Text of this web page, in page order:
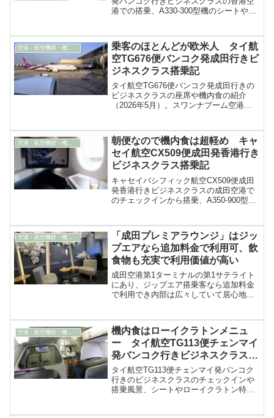
港での搭乗、A330-300型機のシートや出
空港・航空機材・機内食
乗客のほとんどが欧米人 タイ航
空TG676便バンコク発成田行きビ
ジネスクラス搭乗記
タイ航空TG676便バンコク発成田行きの
ビジネスクラスの座席や機内食の紹介
（2026年5月）。スワンナプーム空港の
朝便なので機内食は超軽め キャ
セイ航空CX509便成田発香港行き
ビジネスクラス搭乗記
キャセイパシフィック航空CX509便成田
発香港行きビジネスクラスの成田空港で
のチェックインから搭乗、A350-900型機
空港・航空機材・機内食
「成田プレミアラウンジ」はジッ
プエアなら追加料金で利用可、飲
食物も充実で利用価値が高い
成田空港第1ターミナルの第1サテライト
にあり、ジップエア搭乗客なら追加料金
で利用でき内部は広々していて居心地が
機内食はローイクラトンメニュ
ー タイ航空TG113便チェンマイ
発バンコク行きビジネスクラス搭
乗記
タイ航空TG113便チェンマイ発バンコク
行きのビジネスクラスのチェックインや
搭乗風景、シートやローイクラトン特別